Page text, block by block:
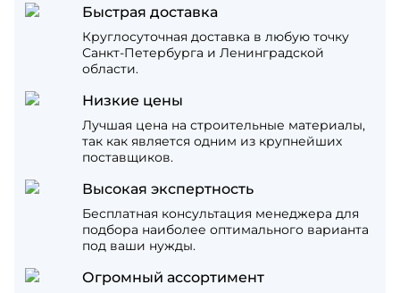
Быстрая доставка
Круглосуточная доставка в любую точку
Санкт-Петербурга и Ленинградской
области.
Низкие цены
Лучшая цена на строительные материалы,
так как является одним из крупнейших
поставщиков.
Высокая экспертность
Бесплатная консультация менеджера для
подбора наиболее оптимального варианта
под ваши нужды.
Огромный ассортимент